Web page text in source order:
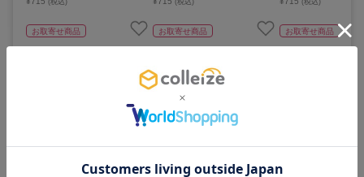
お取寄せ商品 お取寄せ商品 お取寄せ商品